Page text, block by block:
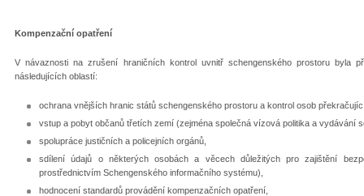
Kompenzační opatření
V návaznosti na zrušení hraničních kontrol uvnitř schengenského prostoru byla
následujících oblastí:
ochrana vnějších hranic států schengenského prostoru a kontrol osob
vstup a pobyt občanů třetích zemí (zejména společná vízová politika a vydávání
spolupráce justičních a policejních orgánů,
sdílení údajů o některých osobách a věcech důležitých pro zajištění
prostřednictvím Schengenského informačního systému),
hodnocení standardů provádění kompenzačních opatření,